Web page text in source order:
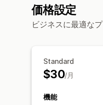
価格設定
ビジネスに最適な
Standard
$30/月
機能